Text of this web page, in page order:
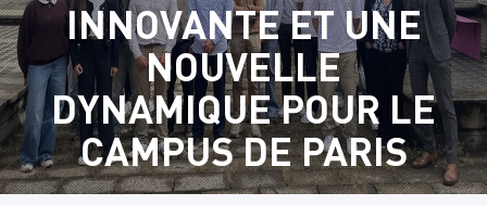
INNOVANTE ET UNE
NOUVELLE
DYNAMIQUE POUR LE
CAMPUS DE PARIS